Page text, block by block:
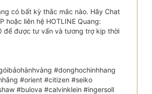
có bất kỳ thắc mắc nào. Hãy Chat
hoặc liên hệ HOTLINE Quang:
để được tư vấn và tương trợ kịp thời
#donghochinhhang
#orient #citizen #seiko
#bulova #calvinklein #ingersoll